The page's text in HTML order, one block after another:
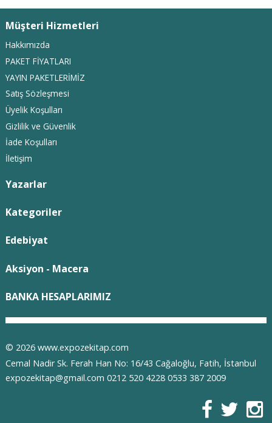
Müşteri Hizmetleri
Hakkımızda
PAKET FİYATLARI
YAYIN PAKETLERİMİZ
Satış Sözleşmesi
Üyelik Koşulları
Gizlilik ve Güvenlik
İade Koşulları
İletişim
Yazarlar
Kategoriler
Edebiyat
Aksiyon - Macera
BANKA HESAPLARIMIZ
© 2026 www.expozekitap.com
Cemal Nadir Sk. Ferah Han No: 16/43 Cağaloğlu, Fatih, İstanbul
expozekitap@gmail.com 0212 520 4228 0533 387 2009